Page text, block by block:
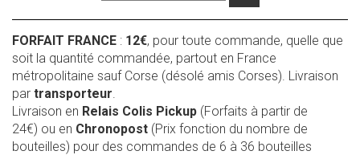
FORFAIT FRANCE : 12€, pour toute commande, quelle que
soit la quantité commandée, partout en France
métropolitaine sauf Corse (désolé amis Corses). Livraison
par transporteur
Livraison en Relais Colis Pickup (Forfaits à partir de
24€) ou en Chronopost (Prix fonction du nombre de
bouteilles) pour des commandes de 6 à 36 bouteilles